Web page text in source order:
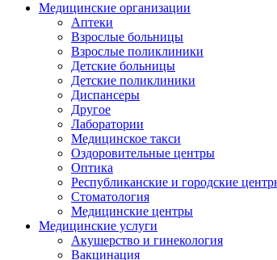
Медицинские организации
Аптеки
Взрослые больницы
Взрослые поликлиники
Детские больницы
Детские поликлиники
Диспансеры
Другое
Лаборатории
Медицинское такси
Оздоровительные центры
Оптика
Республиканские и городские
Стоматология
Медицинские центры
Медицинские услуги
Акушерство и гинекология
Вакцинация